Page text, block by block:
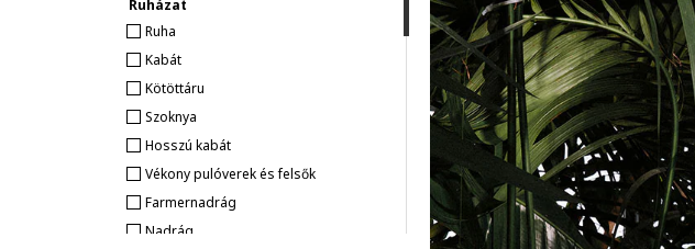
Ruházat
Ruha
Kabát
Kötöttáru
Szoknya
Hosszú kabát
Vékony pulóverek és felsők
Farmernadrág
Nadrág